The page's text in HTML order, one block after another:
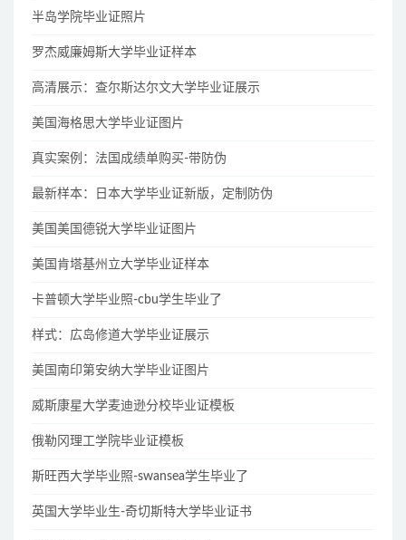
半岛学院毕业证照片
罗杰威廉姆斯大学毕业证样本
高清展示：查尔斯达尔文大学毕业证展示
美国海格思大学毕业证图片
真实案例：法国成绩单购买-带防伪
最新样本：日本大学毕业证新版，定制防伪
美国美国德锐大学毕业证图片
美国肯塔基州立大学毕业证样本
卡普顿大学毕业照-cbu学生毕业了
样式：広岛修道大学毕业证展示
美国南印第安纳大学毕业证图片
威斯康星大学麦迪逊分校毕业证模板
俄勒冈理工学院毕业证模板
斯旺西大学毕业照-swansea学生毕业了
英国大学毕业生-奇切斯特大学毕业证书